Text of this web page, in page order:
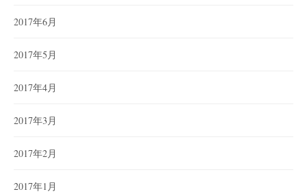
2017年6月
2017年5月
2017年4月
2017年3月
2017年2月
2017年1月